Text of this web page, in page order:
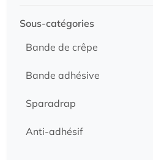
Sous-catégories
Bande de crêpe
Bande adhésive
Sparadrap
Anti-adhésif